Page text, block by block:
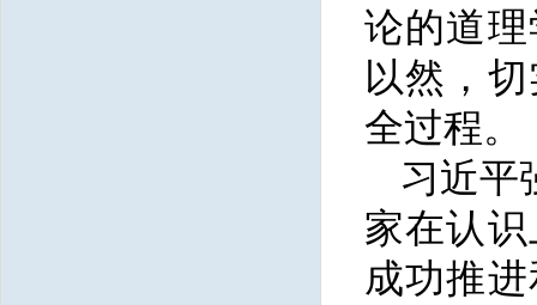
论的道
以然，
全过程。
习近平
家在认
成功推